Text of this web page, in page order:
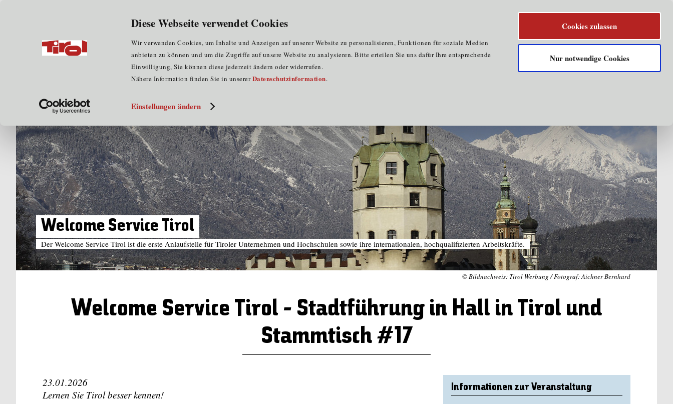
Diese Webseite verwendet Cookies
Wir verwenden Cookies, um Inhalte und Anzeigen auf unserer Website zu personalisieren, Funktionen für soziale Medien
anbieten zu können und um die Zugriffe auf unsere Website zu analysieren. Bitte erteilen Sie uns dafür Ihre entsprechende
Einwilligung, Sie können diese jederzeit ändern oder widerrufen.
Nähere Information finden Sie in unsererDatenschutzinformation.
Einstellungen ändern
Cookies zulassen
Nur notwendige Cookies
Home Veranstaltungen
Welcome Service Tirol
Der Welcome Service Tirol ist die erste Anlaufstelle für Tiroler Unternehmen und Hochschulen sowie ihre internationalen, hochqualifizierten Arbeitskräfte.
© Bildnachweis: Tirol Werbung / Fotograf: Aichner Bernhard
Welcome Service Tirol - Stadtführung in Hall in Tirol und
Stammtisch #17
23.01.2026
Lernen Sie Tirol besser kennen!
Informationen zur Veranstaltung